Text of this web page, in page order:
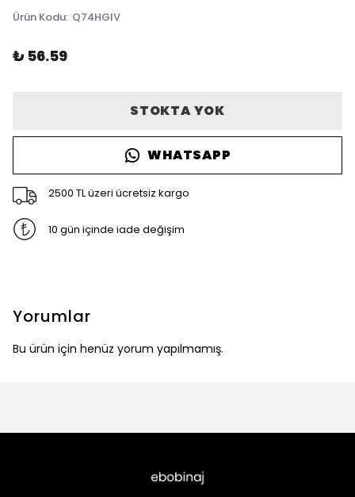
Ürün Kodu: Q74HGIV
₺ 56.59
STOKTA YOK
WHATSAPP
2500 TL üzeri ücretsiz kargo
10 gün içinde iade değişim
Yorumlar
Bu ürün için henüz yorum yapılmamış.